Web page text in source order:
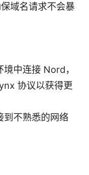
域名请求不会暴
中连接 Nord，
协议以获得更
到不熟悉的网络